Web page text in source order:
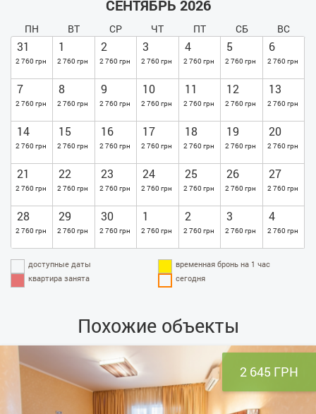
СЕНТЯБРЬ 2026
ПН ВТ СР ЧТ ПТ СБ ВС
31
2 760 грн
1
2 760 грн
2
2 760 грн
3
2 760 грн
4
2 760 грн
5
2 760 грн
6
2 760 грн
7
2 760 грн
8
2 760 грн
9
2 760 грн
10
2 760 грн
11
2 760 грн
12
2 760 грн
13
2 760 грн
14
2 760 грн
15
2 760 грн
16
2 760 грн
17
2 760 грн
18
2 760 грн
19
2 760 грн
20
2 760 грн
21
2 760 грн
22
2 760 грн
23
2 760 грн
24
2 760 грн
25
2 760 грн
26
2 760 грн
27
2 760 грн
28
2 760 грн
29
2 760 грн
30
2 760 грн
1
2 760 грн
2
2 760 грн
3
2 760 грн
4
2 760 грн
доступные даты
временная бронь на 1 час
квартира занята
сегодня
Похожие объекты
2 645 ГРН